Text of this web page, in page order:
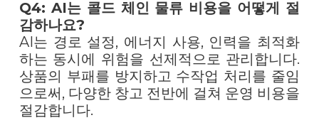
Q4: AI는 콜드 체인 물류 비용을 어떻게 절
감하나요?
AI는 경로 설정, 에너지 사용, 인력을 최적화
하는 동시에 위험을 선제적으로 관리합니다.
상품의 부패를 방지하고 수작업 처리를 줄임
으로써, 다양한 창고 전반에 걸쳐 운영 비용을
절감합니다.